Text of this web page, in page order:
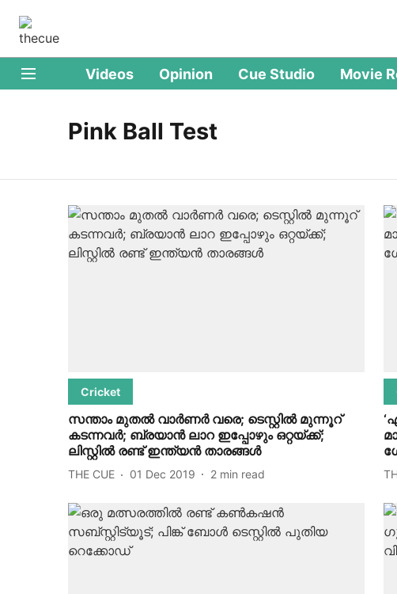
Videos Opinion Cue Studio Movie
Pink Ball Test
Cricket
സന്താം മുതല്‍ വാര്‍ണര്‍ വരെ; ടെസ്റ്റില്‍ മുന്നൂറ്
കടന്നവര്‍; ബ്രയാന്‍ ലാറ ഇപ്പോഴും ഒറ്റയ്ക്ക്;
ലിസ്റ്റില്‍ രണ്ട് ഇന്ത്യന്‍ താരങ്ങള്‍
THE CUE 01 Dec 2019 2 min read